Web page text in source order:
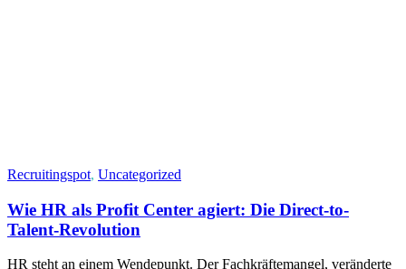
Recruitingspot, Uncategorized
Wie HR als Profit Center agiert: Die Direct-to-
Talent-Revolution
HR steht an einem Wendepunkt. Der Fachkräftemangel, veränderte